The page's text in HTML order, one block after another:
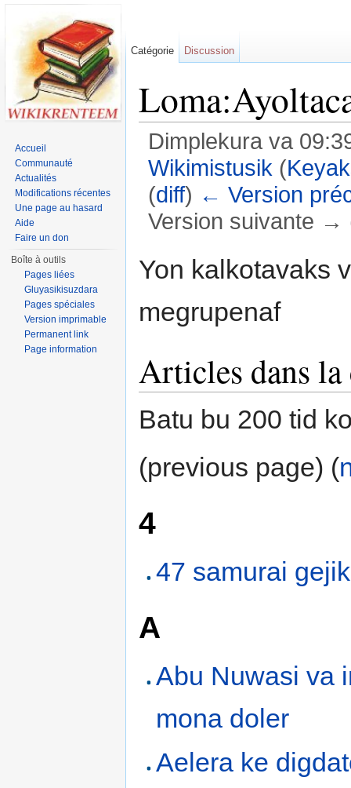
Dimplekura va
Wikimistusik (
(diff) ← Version
Version suivante →
Yon kalkotavaks
megrupenaf
Articles dans
Batu bu 200 tid
(previous page) (
4
47 samurai
A
Abu Nuwasi va
mona doler
Aelera ke
Catégorie Discussion
Accueil
Communauté
Actualités
Modifications récentes
Une page au hasard
Aide
Faire un don
Boîte à outils
Pages liées
Gluyasikisuzdara
Pages spéciales
Version imprimable
Permanent link
Page information